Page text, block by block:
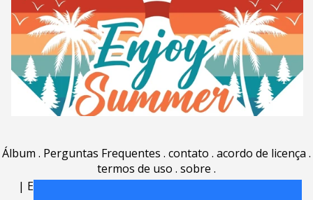
Álbum . Perguntas Frequentes . contato . acordo de licença .
termos de uso . sobre .
| English